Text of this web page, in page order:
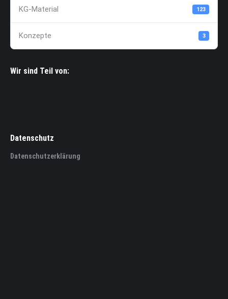
KG-Material 123
Konzepte 3
Wir sind Teil von:
Datenschutz
Datenschutzerklärung